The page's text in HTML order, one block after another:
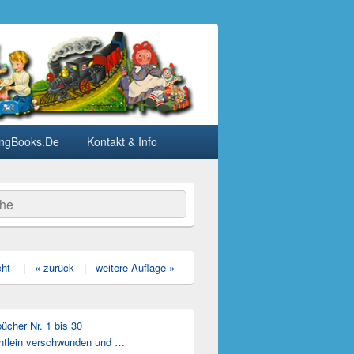
Kontakt & Info
| « zurück | weitere Auflage »
Nr. 1 bis 30
verschwunden und …